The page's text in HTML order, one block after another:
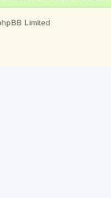
Limited